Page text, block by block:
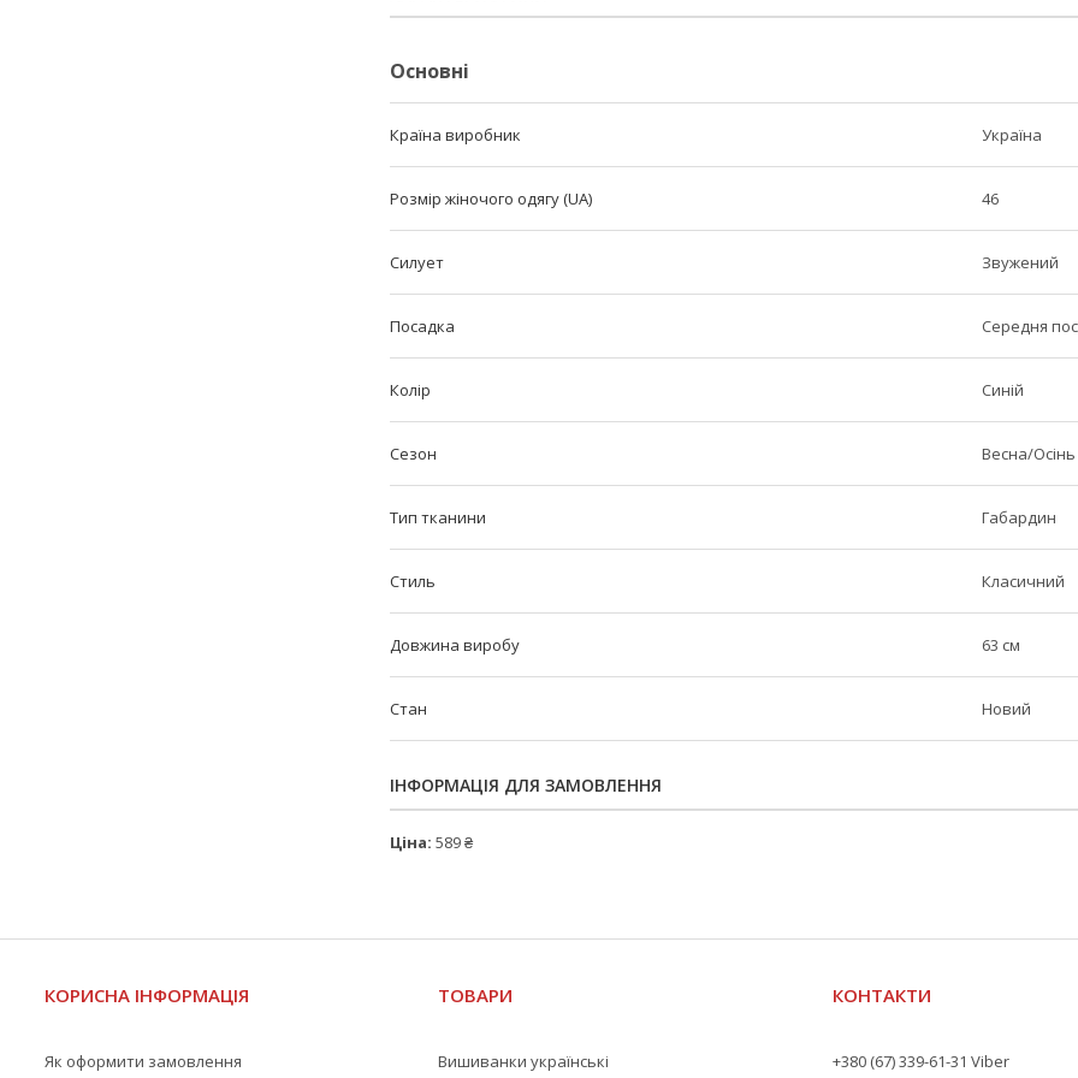
Основні
Країна виробник Україна
Розмір жіночого одягу (UA) 46
Силует Звужений
Посадка Середня
Колір Синій
Сезон Весна/Осінь
Тип тканини Габардин
Стиль Класичний
Довжина виробу 63 см
Стан Новий
ІНФОРМАЦІЯ ДЛЯ ЗАМОВЛЕННЯ
Ціна: 589 ₴
КОРИСНА ІНФОРМАЦІЯ
Як оформити замовлення
ТОВАРИ
Вишиванки українські
КОНТАКТИ
+380 (67) 339-61-31 Viber